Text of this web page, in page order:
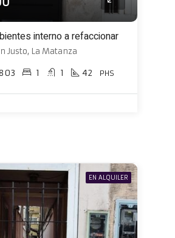
interno a refaccionar
Justo, La Matanza
1 1 42 PHS
EN ALQUILER